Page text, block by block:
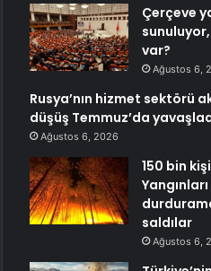
Çerçeve
var?
Ağustos 6,
Rusya’nın hizmet sektörü
düşüş Temmuz’da
Ağustos 6, 2026
150 bin
Yangınları
saldılar
Ağustos 6,